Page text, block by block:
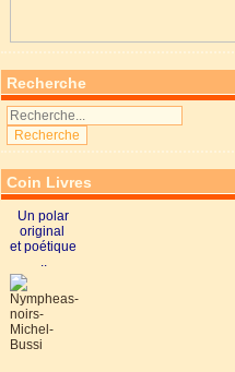
Recherche
Coin Livres
Un polar
original
et poétique
..